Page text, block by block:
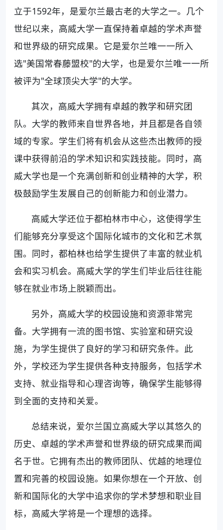
立于1592年，是爱尔兰最古老的大学之一。几个
世纪以来，高威大学一直保持着卓越的学术声誉
和世界级的研究成果。它是爱尔兰唯一一所入
选"美国常春藤盟校"的大学，也是爱尔兰唯一一所
被评为"全球顶尖大学"的大学。
其次，高威大学拥有卓越的教学和研究团
队。大学的教师来自世界各地，并且都是各自领
域的专家。学生们将有机会从这些杰出教师的授
课中获得前沿的学术知识和实践技能。同时，高
威大学也是一个充满创新和创业精神的大学，积
极鼓励学生发展自己的创新能力和创业潜力。
高威大学还位于都柏林市中心，这使得学生
们能够充分享受这个国际化城市的文化和艺术氛
围。同时，都柏林也给学生提供了丰富的就业机
会和实习机会。高威大学的学生们毕业后往往能
够在就业市场上脱颖而出。
另外，高威大学的校园设施和资源非常完
备。大学拥有一流的图书馆、实验室和研究设
施，为学生提供了良好的学习和研究条件。此
外，学校还为学生提供各种支持服务，包括学术
支持、就业指导和心理咨询等，确保学生能够得
到全面的支持和关爱。
总结来说，爱尔兰国立高威大学以其悠久的
历史、卓越的学术声誉和世界级的研究成果而闻
名于世。它拥有杰出的教师团队、优越的地理位
置和完善的校园设施。如果你想在一个开放、创
新和国际化的大学中追求你的学术梦想和职业目
标，高威大学将是一个理想的选择。